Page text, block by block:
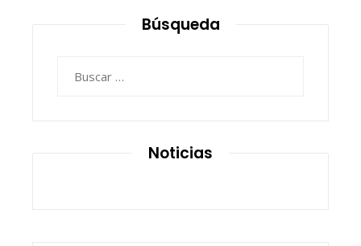
Búsqueda
Noticias